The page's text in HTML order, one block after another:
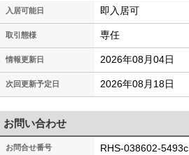
入居可能日 即入居可
取引態様 専任
情報更新日 2026年08月04日
次回更新予定日 2026年08月18日
お問い合わせ
お問合せ番号 RHS-038602-5493c